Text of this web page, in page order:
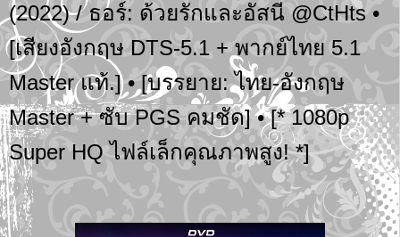
(2022) / ธอร์: ด้วยรักและอัสนี @CtHts •
[เสียงอังกฤษ DTS-5.1 + พากย์ไทย 5.1
Master แท้.] • [บรรยาย: ไทย-อังกฤษ
Master + ซับ PGS คมชัด] • [* 1080p
Super HQ ไฟล์เล็กคุณภาพสูง! *]